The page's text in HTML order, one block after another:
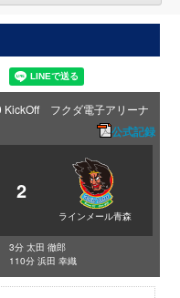
フクダ電子アリーナ
公式記録
2
ラインメール青森
3分 太田 徹郎
110分 浜田 幸織